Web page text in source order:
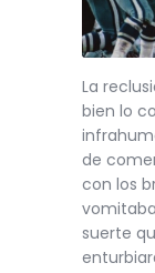
La
bien lo
de
con los
suerte